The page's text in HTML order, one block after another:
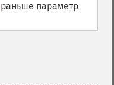
раньше параметр